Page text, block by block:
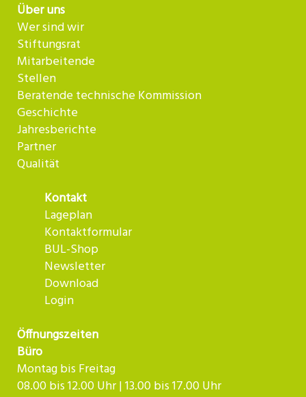
Über uns
Wer sind wir
Stiftungsrat
Mitarbeitende
Stellen
Beratende technische Kommission
Geschichte
Jahresberichte
Partner
Qualität
Kontakt
Lageplan
Kontaktformular
BUL-Shop
Newsletter
Download
Login
Öffnungszeiten
Büro
Montag bis Freitag
08.00 bis 12.00 Uhr | 13.00 bis 17.00 Uhr